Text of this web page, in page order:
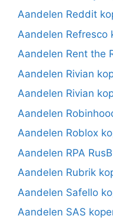
Aandelen Reddit
Aandelen Refresco
Aandelen Rent the
Aandelen Rivian
Aandelen Rivian
Aandelen
Aandelen Roblox
Aandelen RPA
Aandelen Rubrik
Aandelen Safello
Aandelen SAS